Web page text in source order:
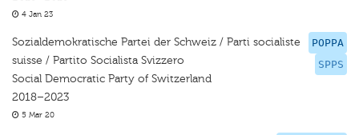
4 Jan 23
POPPA
SPPS
Sozialdemokratische Partei der Schweiz / Parti socialiste
suisse / Partito Socialista Svizzero
Social Democratic Party of Switzerland
2018–2023
5 Mar 20